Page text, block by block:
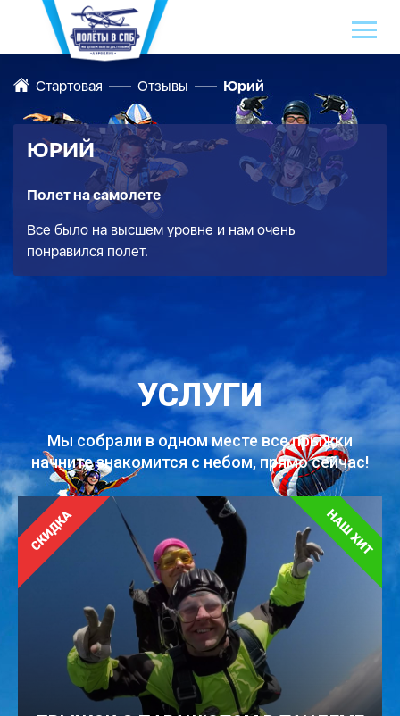
Стартовая Отзывы Юрий
ЮРИЙ
Полет на самолете
Все было на высшем уровне и нам очень
понравился полет.
УСЛУГИ
Мы собрали в одном месте все прыжки
начните знакомится с небом, прямо сейчас!